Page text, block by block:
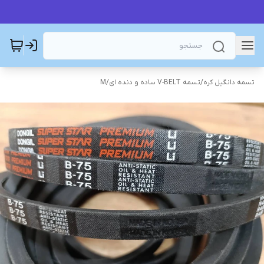
تسمه دانگیل کره/تسمه V-BELT ساده و دنده ای /
M